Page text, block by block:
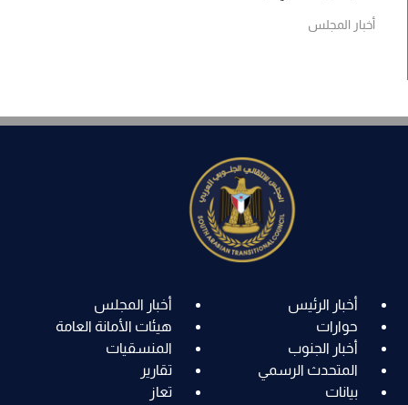
أخبار المجلس
أخبار الرئيس
أخبار المجلس
حوارات
هيئات الأمانة العامة
أخبار الجنوب
المنسقيات
المتحدث الرسمي
تقارير
بيانات
تعاز